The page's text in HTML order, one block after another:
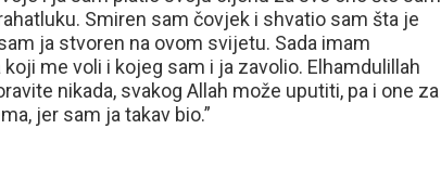
Smiren sam čovjek i shvatio sam šta je
ja stvoren na ovom svijetu. Sada imam
me voli i kojeg sam i ja zavolio. Elhamdulillah
nikada, svakog Allah može uputiti, pa i one za
jer sam ja takav bio.”